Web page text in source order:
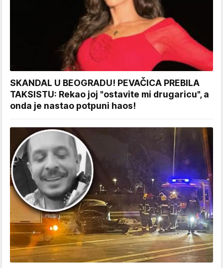
SKANDAL U BEOGRADU! PEVAČICA PREBILA
TAKSISTU: Rekao joj "ostavite mi drugaricu", a
onda je nastao potpuni haos!